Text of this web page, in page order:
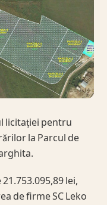
licitației pentru
la Parcul de
lei,
de firme SC Leko